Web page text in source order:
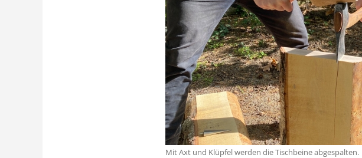
Mit Axt und Klüpfel werden die Tischbeine abgespalten.